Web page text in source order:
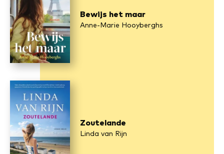
Bewijs het maar
Anne-Marie Hooyberghs
Zoutelande
Linda van Rijn